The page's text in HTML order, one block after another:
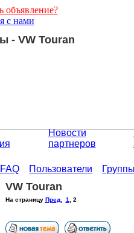
объявление?
с нами
- VW Touran
Новости
партнеров
FAQ Пользователи
VW Touran
На страницу Пред. 1 2